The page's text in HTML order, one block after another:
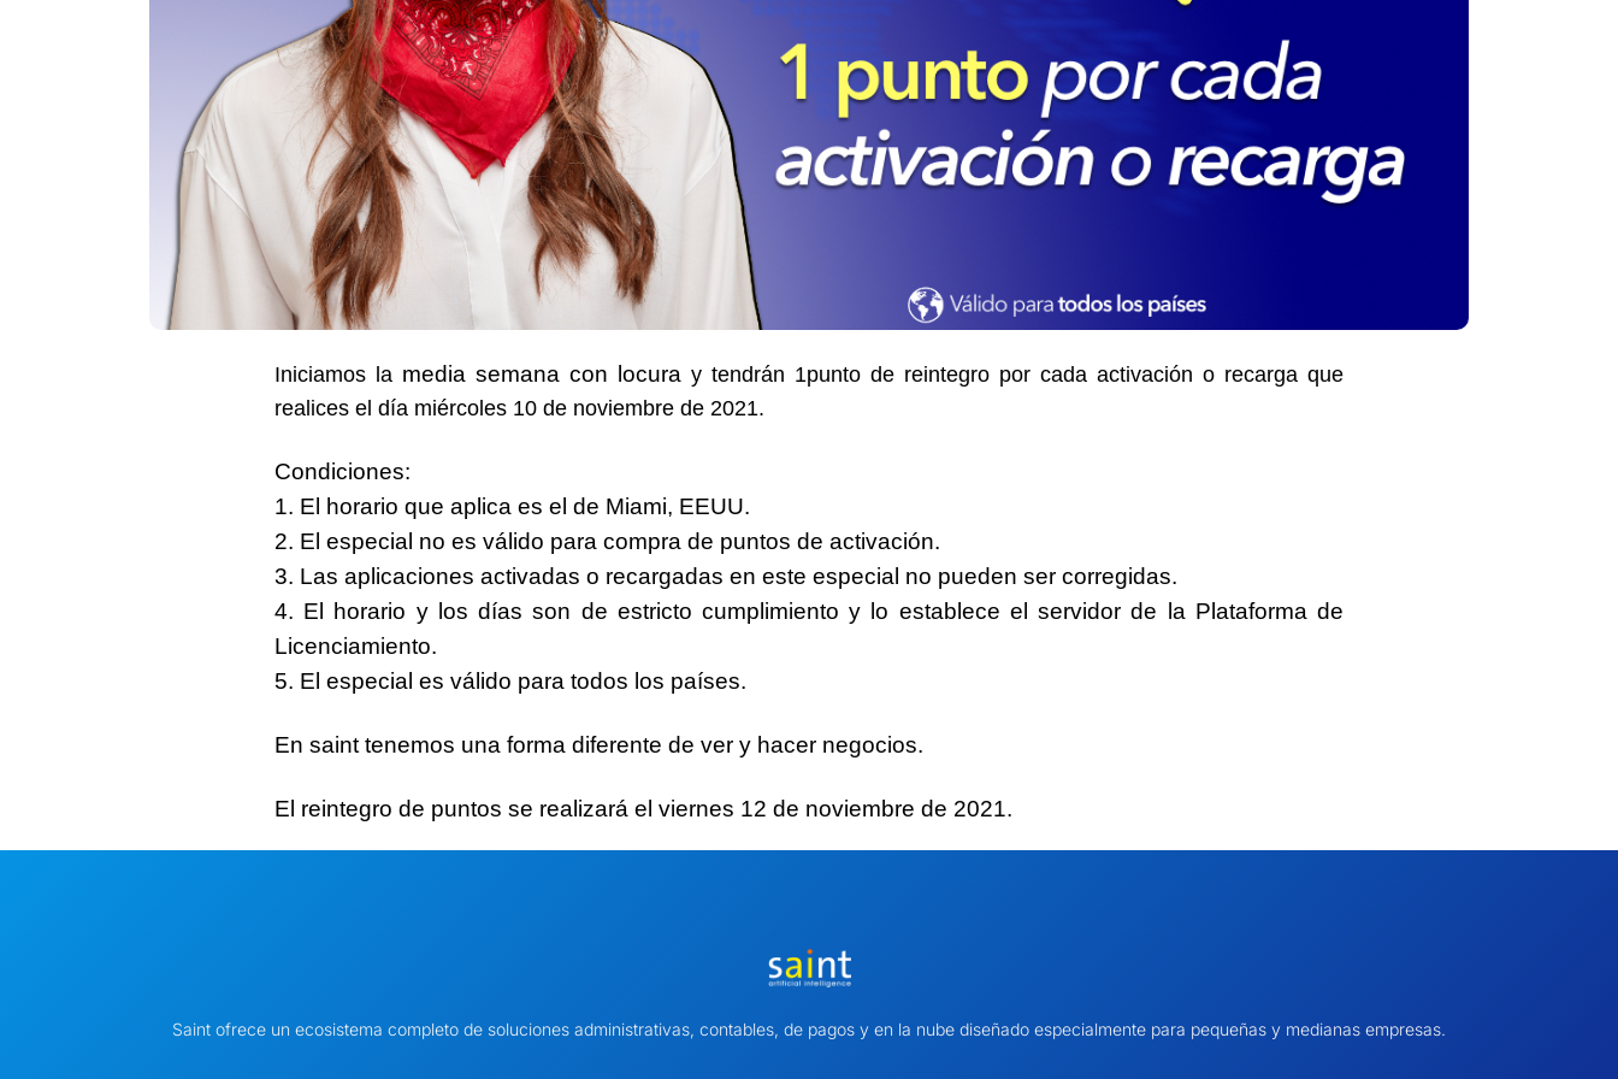
Iniciamos la media semana con locura y tendrán 1punto de reintegro por cada activación o recarga que
realices el día miércoles 10 de noviembre de 2021.
Condiciones:
1. El horario que aplica es el de Miami, EEUU.
2. El especial no es válido para compra de puntos de activación.
3. Las aplicaciones activadas o recargadas en este especial no pueden ser corregidas.
4. El horario y los días son de estricto cumplimiento y lo establece el servidor de la Plataforma de
Licenciamiento.
5. El especial es válido para todos los países.
En saint tenemos una forma diferente de ver y hacer negocios.
El reintegro de puntos se realizará el viernes 12 de noviembre de 2021.
Saint ofrece un ecosistema completo de soluciones administrativas, contables, de pagos y en la nube diseñado especialmente para pequeñas y medianas empresas.